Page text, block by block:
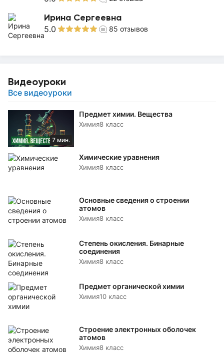
Ирина Сергеевна
5.0 85 отзывов
Видеоуроки
Все видеоуроки
7 мин.
Предмет химии. Вещества
Химия8 класс
Химические уравнения
Химия8 класс
Основные сведения о строении
атомов
Химия8 класс
Степень окисления. Бинарные
соединения
Химия8 класс
Предмет органической химии
Химия10 класс
Строение электронных оболочек
атомов
Химия8 класс